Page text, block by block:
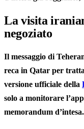
La visita
negoziato
Il messaggio di
reca in Qatar per
versione ufficiale della
solo a monitorare
memorandum d’intesa.